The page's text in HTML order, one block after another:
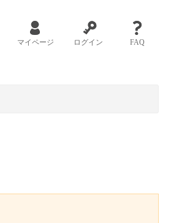
マイページ ログイン FAQ